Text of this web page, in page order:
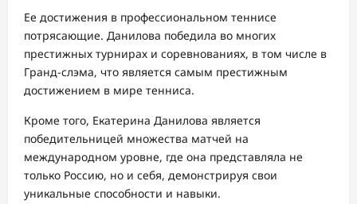
Ее достижения в профессиональном теннисе
потрясающие. Данилова победила во многих
престижных турнирах и соревнованиях, в том числе в
Гранд-слэма, что является самым престижным
достижением в мире тенниса.
Кроме того, Екатерина Данилова является
победительницей множества матчей на
международном уровне, где она представляла не
только Россию, но и себя, демонстрируя свои
уникальные способности и навыки.